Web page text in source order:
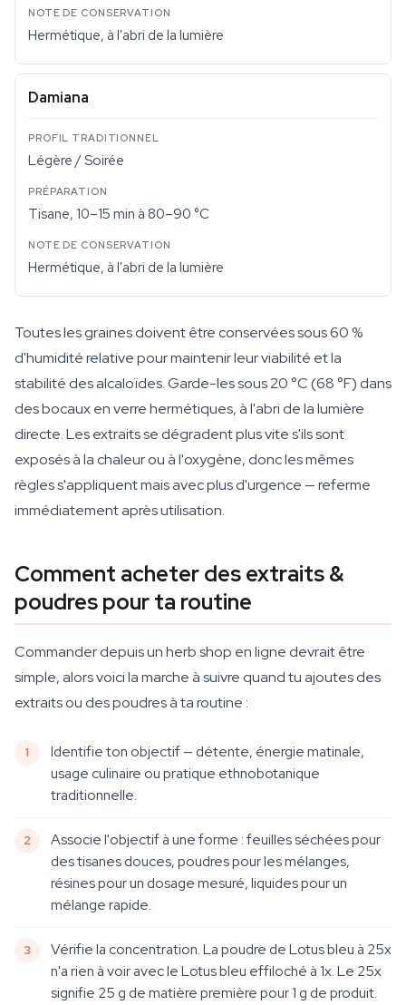
Hermétique, à l'abri de la lumière
Damiana
Légère / Soirée
Tisane, 10–15 min à 80–90 °C
Hermétique, à l'abri de la lumière
Toutes les graines doivent être conservées sous 60 %
d'humidité relative pour maintenir leur viabilité et la
stabilité des alcaloïdes. Garde-les sous 20 °C (68 °F) dans
des bocaux en verre hermétiques, à l'abri de la lumière
directe. Les extraits se dégradent plus vite s'ils sont
exposés à la chaleur ou à l'oxygène, donc les mêmes
règles s'appliquent mais avec plus d'urgence — referme
immédiatement après utilisation.
Comment acheter des extraits &
poudres pour ta routine
Commander depuis un herb shop en ligne devrait être
simple, alors voici la marche à suivre quand tu ajoutes des
extraits ou des poudres à ta routine :
Identifie ton objectif — détente, énergie matinale,
usage culinaire ou pratique ethnobotanique
traditionnelle.
Associe l'objectif à une forme : feuilles séchées pour
des tisanes douces, poudres pour les mélanges,
résines pour un dosage mesuré, liquides pour un
mélange rapide.
Vérifie la concentration. La poudre de Lotus bleu à 25x
n'a rien à voir avec le Lotus bleu effiloché à 1x. Le 25x
signifie 25 g de matière première pour 1 g de produit.